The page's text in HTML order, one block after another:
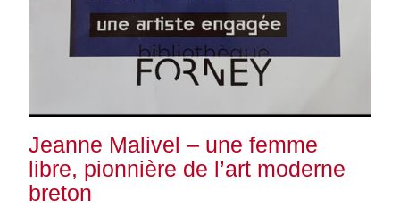
Jeanne Malivel – une femme
libre, pionnière de l’art moderne
breton